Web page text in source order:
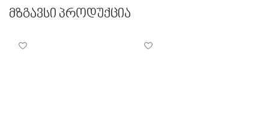
Მზგავსი Პროდუქცია